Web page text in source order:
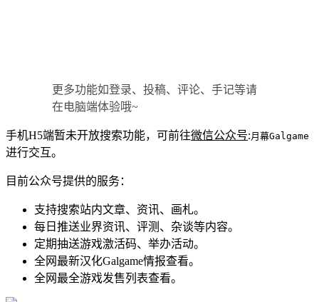
更多功能如登录、投稿、评论、手记等请
在电脑端体验哦~
手机H5端暂未开放搜索功能，可前往微信公众号: 月幕Galgame
进行交互。
目前公众号提供的服务：
支持搜索站内文章、资讯、画札。
每日推送业界资讯、评测、杂谈等内容。
定期抽送游戏激活码、举办活动。
全网最新汉化Galgame情报查看。
全网最全游戏发售列表查看。